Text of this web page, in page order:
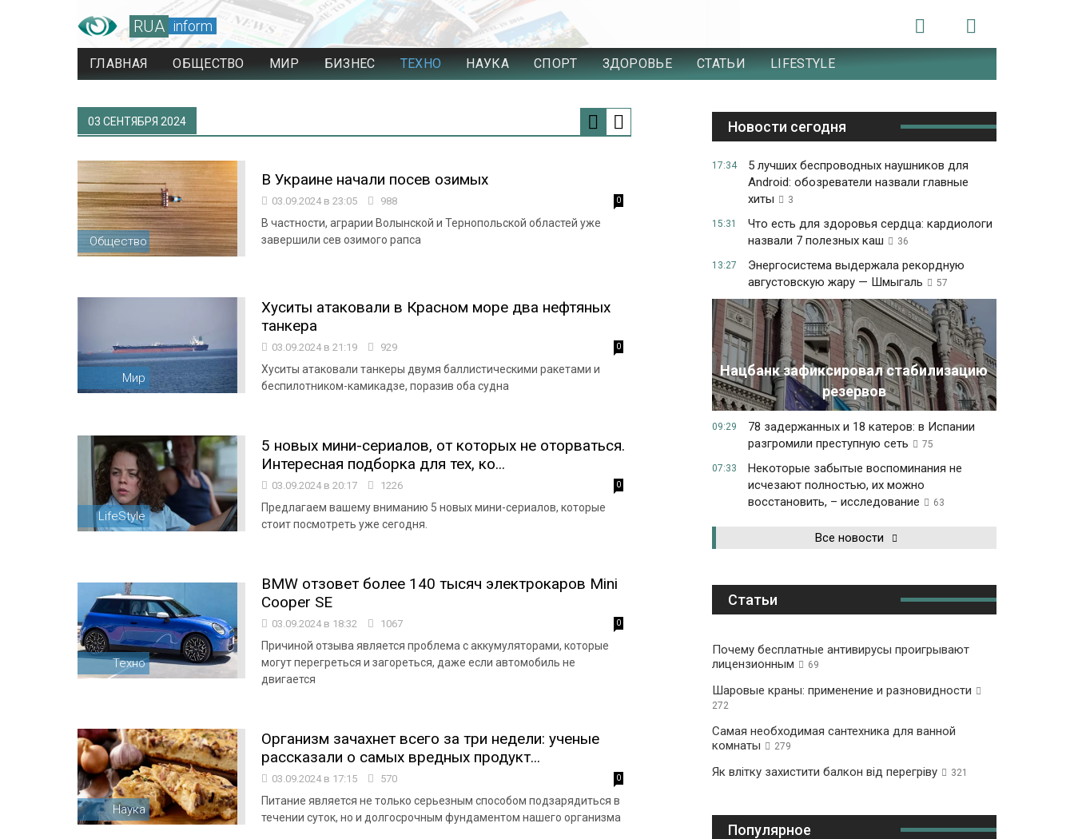
RUA inform
ГЛАВНАЯ ОБЩЕСТВО МИР БИЗНЕС ТЕХНО НАУКА СПОРТ ЗДОРОВЬЕ СТАТЬИ LIFESTYLE
03 СЕНТЯБРЯ 2024
Общество
В Украине начали посев озимых
03.09.2024 в 23:05 988 0
В частности, аграрии Волынской и Тернопольской областей уже
завершили сев озимого рапса
Мир
Хуситы атаковали в Красном море два нефтяных
танкера
03.09.2024 в 21:19 929 0
Хуситы атаковали танкеры двумя баллистическими ракетами и
беспилотником-камикадзе, поразив оба судна
LifeStyle
5 новых мини-сериалов, от которых не оторваться.
Интересная подборка для тех, ко...
03.09.2024 в 20:17 1226 0
Предлагаем вашему вниманию 5 новых мини-сериалов, которые
стоит посмотреть уже сегодня.
Техно
BMW отзовет более 140 тысяч электрокаров Mini
Cooper SE
03.09.2024 в 18:32 1067 0
Причиной отзыва является проблема с аккумуляторами, которые
могут перегреться и загореться, даже если автомобиль не
двигается
Наука
Организм зачахнет всего за три недели: ученые
рассказали о самых вредных продукт...
03.09.2024 в 17:15 570 0
Питание является не только серьезным способом подзарядиться в
течении суток, но и долгосрочным фундаментом нашего организма
Новости сегодня
17:34
5 лучших беспроводных наушников для
Android: обозреватели назвали главные
хиты
3
15:31
Что есть для здоровья сердца: кардиологи
назвали 7 полезных каш
36
13:27
Энергосистема выдержала рекордную
августовскую жару — Шмыгаль
57
Нацбанк зафиксировал стабилизацию
резервов
09:29
78 задержанных и 18 катеров: в Испании
разгромили преступную сеть
75
07:33
Некоторые забытые воспоминания не
исчезают полностью, их можно
восстановить, – исследование
63
Все новости
Статьи
Почему бесплатные антивирусы проигрывают
лицензионным
69
Шаровые краны: применение и разновидности
272
Самая необходимая сантехника для ванной
комнаты
279
Як влітку захистити балкон від перегріву 321
Популярное